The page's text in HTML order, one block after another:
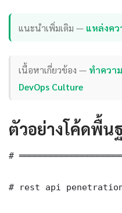
แนะนำเพิ่มเติม — แหล่งคว
เนื้อหาเกี่ยวข้อง — ทำควา
DevOps Culture
ตัวอย่างโค้ดพื้น
#
# rest api